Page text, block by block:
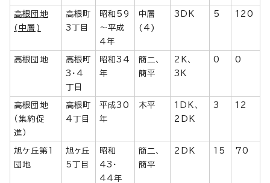
高根団地
(中層)
高根町
3丁目
昭和59
～平成
4年
中層
(4)
3DK 5 120
高根団地
高根町
3・4
丁目
昭和34
年
簡二、
簡平
2K、
3K
0 0
高根団地
（集約促
進）
高根町
4丁目
平成30
年
木平
1DK、
2DK
3 12
旭ケ丘第1
団地
旭ヶ丘
5丁目
昭和
43・
44年
簡二、
簡平
2DK 15 70